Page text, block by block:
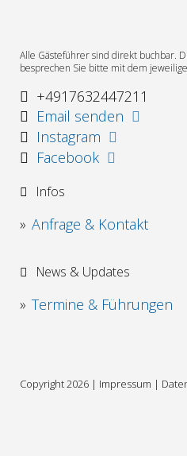
Alle Gästeführer sind direkt buchbar.
besprechen Sie bitte mit dem
+4917632447211
Email senden
Instagram
Facebook
Infos
Anfrage & Kontakt
News & Updates
Termine & Führungen
Copyright 2026 | Impressum |